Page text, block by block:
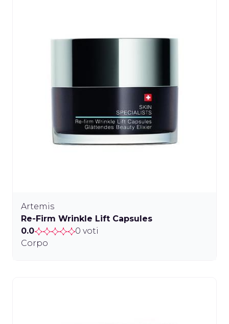
Artemis
Re-Firm Wrinkle Lift Capsules
0.0
0 voti
Corpo